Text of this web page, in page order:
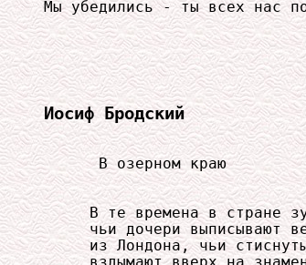
Иосиф Бродский
      В озерном краю
В те времена в стране
чьи дочери выписывают
из Лондона, чьи